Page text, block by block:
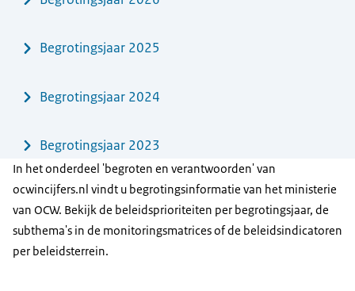
Begrotingsjaar 2025
Begrotingsjaar 2024
Begrotingsjaar 2023
In het onderdeel 'begroten en verantwoorden' van
ocwincijfers.nl vindt u begrotingsinformatie van het ministerie
van OCW. Bekijk de beleidsprioriteiten per begrotingsjaar, de
subthema's in de monitoringsmatrices of de beleidsindicatoren
per beleidsterrein.